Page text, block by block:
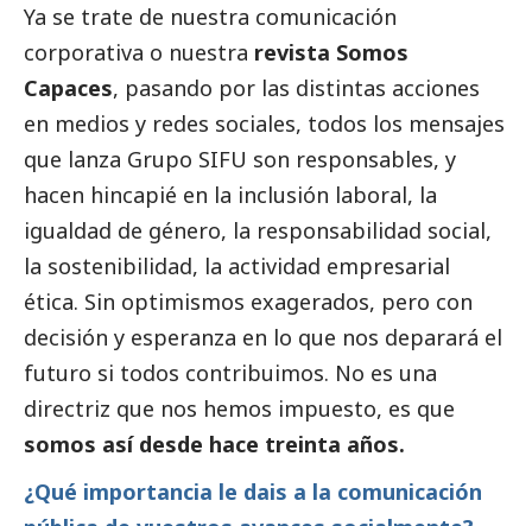
Ya se trate de nuestra comunicación
corporativa o nuestra revista Somos
Capaces, pasando por las distintas acciones
en medios y redes sociales, todos los mensajes
que lanza Grupo SIFU son responsables, y
hacen hincapié en la inclusión laboral, la
igualdad de género, la responsabilidad social,
la sostenibilidad, la actividad empresarial
ética. Sin optimismos exagerados, pero con
decisión y esperanza en lo que nos deparará el
futuro si todos contribuimos. No es una
directriz que nos hemos impuesto, es que
somos así desde hace treinta años.
¿Qué importancia le dais a la comunicación